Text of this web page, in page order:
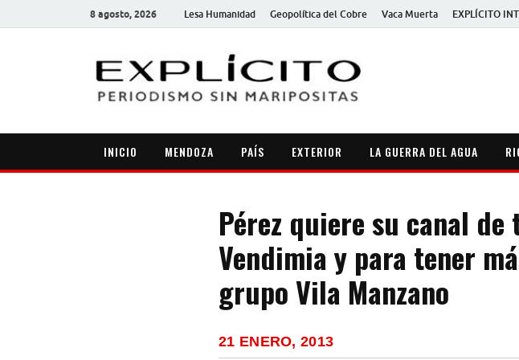
8 agosto, 2026 Lesa Humanidad Geopolítica del Cobre Vaca Muerta EXPLÍCITO
INICIO MENDOZA PAÍS EXTERIOR LA GUERRA DEL AGUA
Pérez quiere su canal
Vendimia y para tener
grupo Vila Manzano
21 ENERO, 2013